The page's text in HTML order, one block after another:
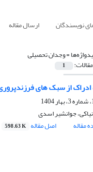
نویسندگان ارسال مقاله
=وجدان تحصیلی
1
ادراک از سبک های
جوانشیر اسدی
مقاله
اصل مقاله 598.63 K